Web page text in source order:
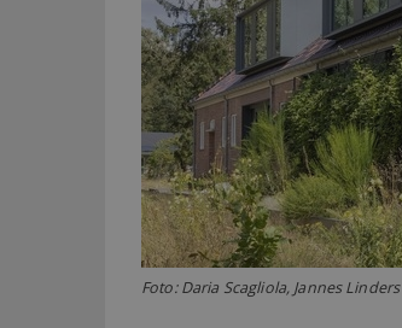
Foto: Daria Scagliola, Jannes Linders